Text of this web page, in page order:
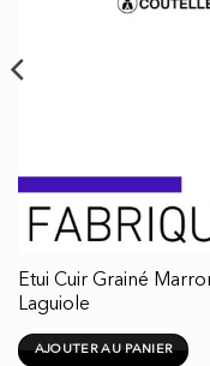
Etui Cuir Grainé
Laguiole
AJOUTER AU PANIER